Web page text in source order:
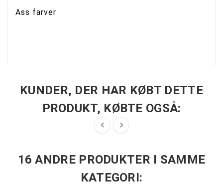
Ass farver
KUNDER, DER HAR KØBT DETTE
PRODUKT, KØBTE OGSÅ:
 
16 ANDRE PRODUKTER I SAMME
KATEGORI: